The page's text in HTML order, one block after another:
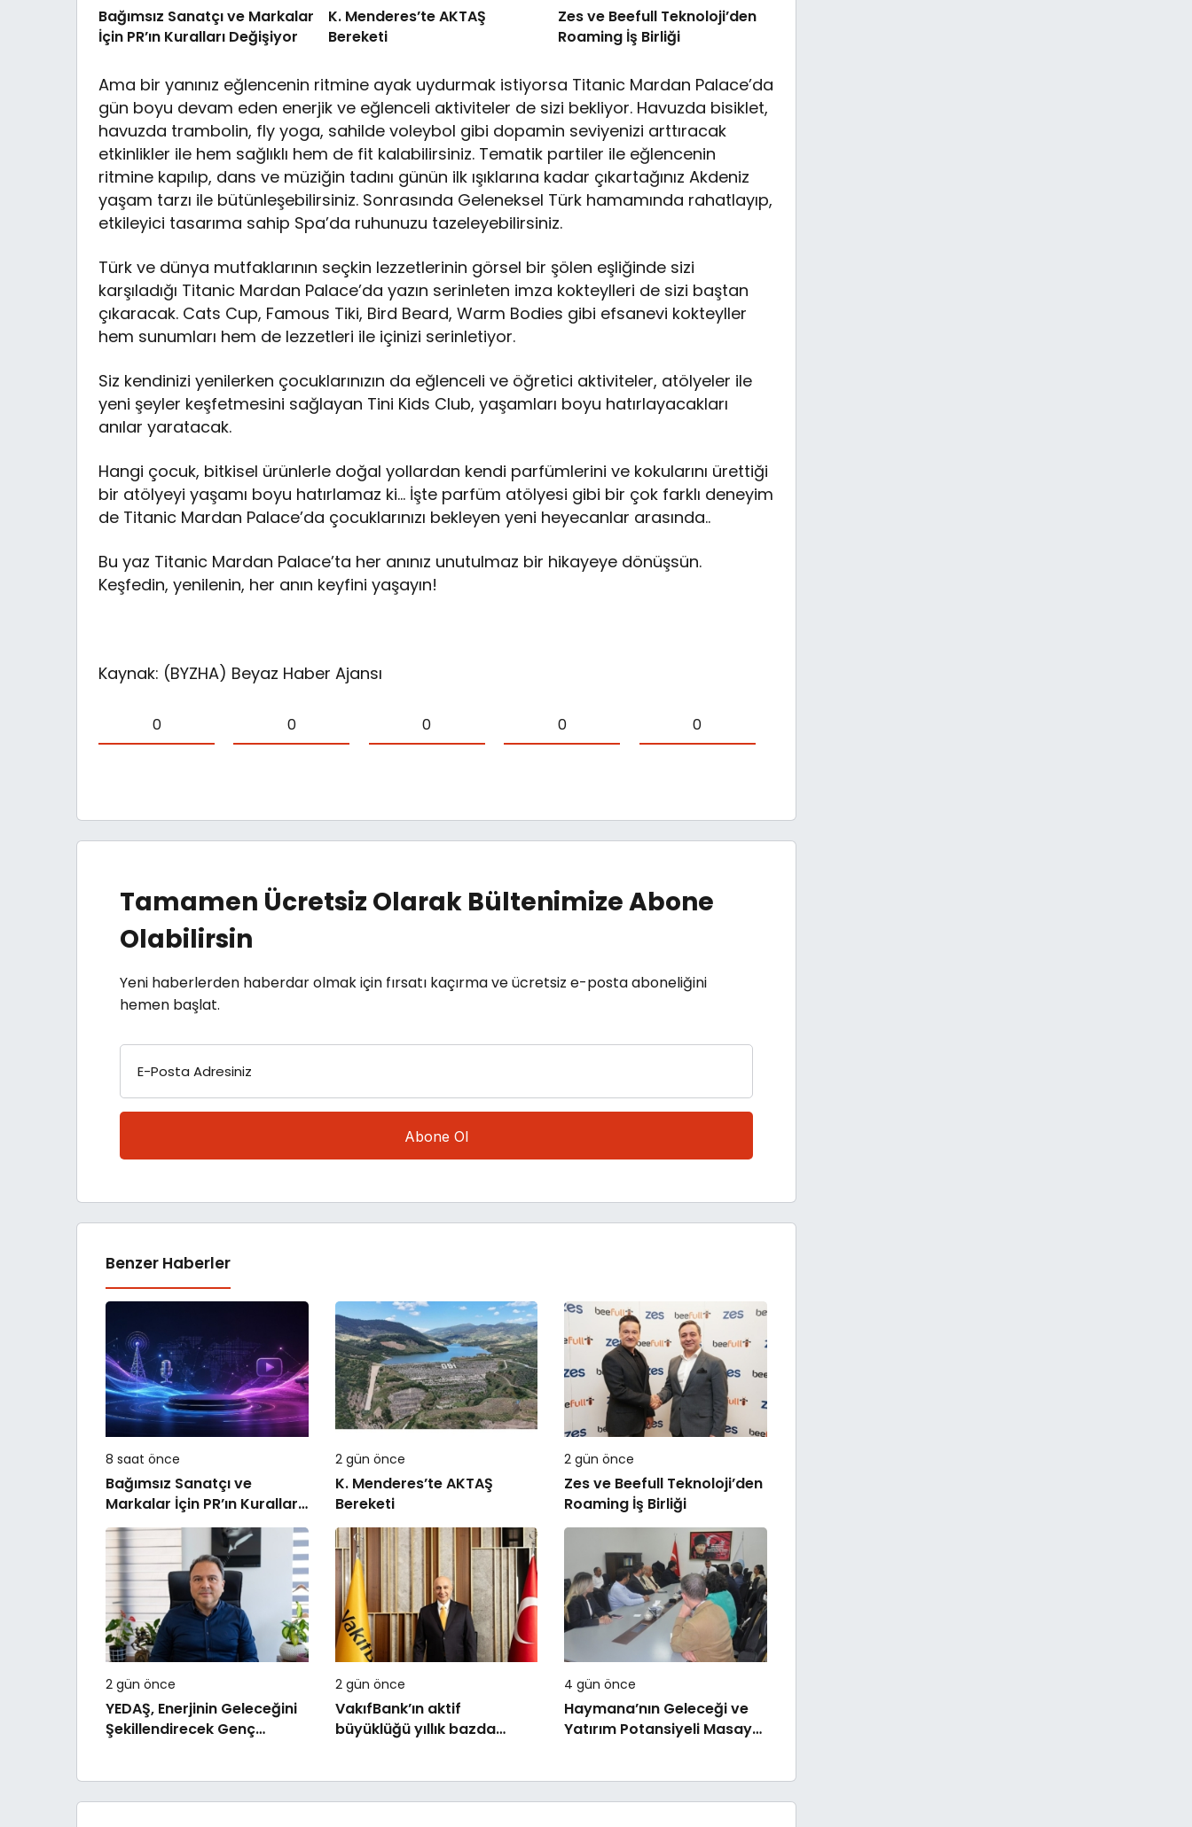
Bağımsız Sanatçı ve Markalar
İçin PR’ın Kuralları Değişiyor
K. Menderes’te AKTAŞ
Bereketi
Zes ve Beefull Teknoloji’den
Roaming İş Birliği
Ama bir yanınız eğlencenin ritmine ayak uydurmak istiyorsa Titanic Mardan Palace’da
gün boyu devam eden enerjik ve eğlenceli aktiviteler de sizi bekliyor. Havuzda bisiklet,
havuzda trambolin, fly yoga, sahilde voleybol gibi dopamin seviyenizi arttıracak
etkinlikler ile hem sağlıklı hem de fit kalabilirsiniz. Tematik partiler ile eğlencenin
ritmine kapılıp, dans ve müziğin tadını günün ilk ışıklarına kadar çıkartağınız Akdeniz
yaşam tarzı ile bütünleşebilirsiniz. Sonrasında Geleneksel Türk hamamında rahatlayıp,
etkileyici tasarıma sahip Spa’da ruhunuzu tazeleyebilirsiniz.
Türk ve dünya mutfaklarının seçkin lezzetlerinin görsel bir şölen eşliğinde sizi
karşıladığı Titanic Mardan Palace’da yazın serinleten imza kokteylleri de sizi baştan
çıkaracak. Cats Cup, Famous Tiki, Bird Beard, Warm Bodies gibi efsanevi kokteyller
hem sunumları hem de lezzetleri ile içinizi serinletiyor.
Siz kendinizi yenilerken çocuklarınızın da eğlenceli ve öğretici aktiviteler, atölyeler ile
yeni şeyler keşfetmesini sağlayan Tini Kids Club, yaşamları boyu hatırlayacakları
anılar yaratacak.
Hangi çocuk, bitkisel ürünlerle doğal yollardan kendi parfümlerini ve kokularını ürettiği
bir atölyeyi yaşamı boyu hatırlamaz ki… İşte parfüm atölyesi gibi bir çok farklı deneyim
de Titanic Mardan Palace’da çocuklarınızı bekleyen yeni heyecanlar arasında..
Bu yaz Titanic Mardan Palace’ta her anınız unutulmaz bir hikayeye dönüşsün.
Keşfedin, yenilenin, her anın keyfini yaşayın!
Kaynak: (BYZHA) Beyaz Haber Ajansı
0 0 0 0 0
Tamamen Ücretsiz Olarak Bültenimize Abone
Olabilirsin
Yeni haberlerden haberdar olmak için fırsatı kaçırma ve ücretsiz e-posta aboneliğini
hemen başlat.
E-Posta Adresiniz
Benzer Haberler
8 saat önce
Bağımsız Sanatçı ve
Markalar İçin PR’ın Kuralları
Değişiyor
2 gün önce
K. Menderes’te AKTAŞ
Bereketi
2 gün önce
Zes ve Beefull Teknoloji’den
Roaming İş Birliği
2 gün önce
YEDAŞ, Enerjinin Geleceğini
Şekillendirecek Genç
2 gün önce
VakıfBank’ın aktif
büyüklüğü yıllık bazda
4 gün önce
Haymana’nın Geleceği ve
Yatırım Potansiyeli Masaya